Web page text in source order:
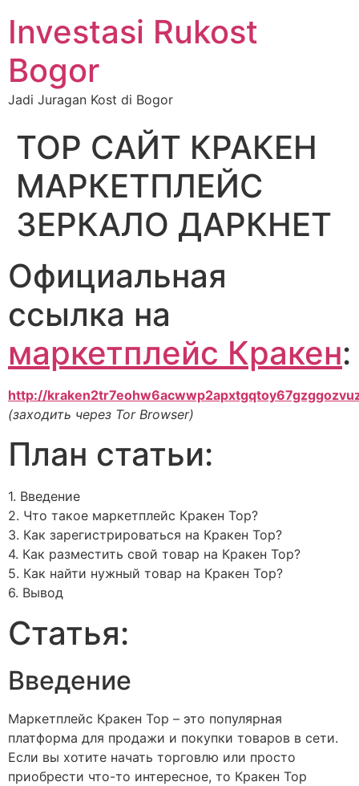
Investasi Rukost
Bogor
Jadi Juragan Kost di Bogor
ТОР САЙТ КРАКЕН
МАРКЕТПЛЕЙС
ЗЕРКАЛО ДАРКНЕТ
Официальная
ссылка на
маркетплейс Кракен:
http://
(заходить через Tor Browser)
План статьи:
1. Введение
2. Что такое маркетплейс Кракен Тор?
3. Как зарегистрироваться на Кракен Тор?
4. Как разместить свой товар на Кракен Тор?
5. Как найти нужный товар на Кракен Тор?
6. Вывод
Статья:
Введение
Маркетплейс Кракен Тор – это популярная
платформа для продажи и покупки товаров в сети.
Если вы хотите начать торговлю или просто
приобрести что-то интересное, то Кракен Тор